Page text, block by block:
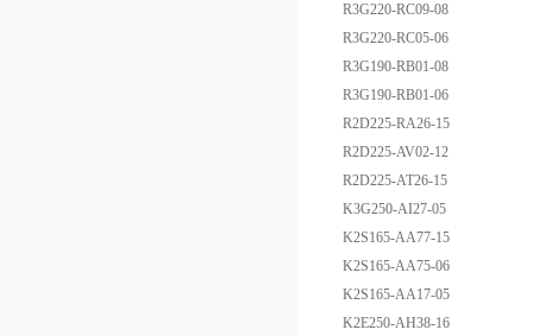
R3G220-RC09-08
R3G220-RC05-06
R3G190-RB01-08
R3G190-RB01-06
R2D225-RA26-15
R2D225-AV02-12
R2D225-AT26-15
K3G250-AI27-05
K2S165-AA77-15
K2S165-AA75-06
K2S165-AA17-05
K2E250-AH38-16